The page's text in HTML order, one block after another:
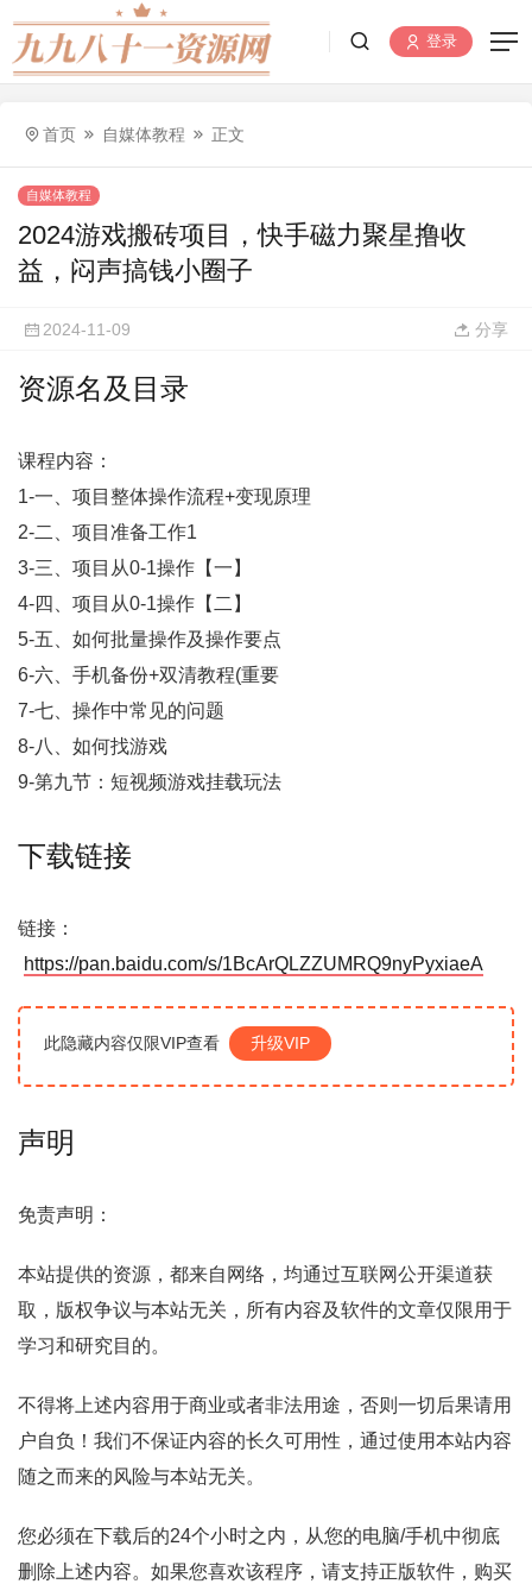
登录
首页 自媒体教程 正文
自媒体教程
2024游戏搬砖项目，快手磁力聚星撸收
益，闷声搞钱小圈子
2024-11-09 分享
资源名及目录
课程内容：
1-一、项目整体操作流程+变现原理
2-二、项目准备工作1
3-三、项目从0-1操作【一】
4-四、项目从0-1操作【二】
5-五、如何批量操作及操作要点
6-六、手机备份+双清教程(重要
7-七、操作中常见的问题
8-八、如何找游戏
9-第九节：短视频游戏挂载玩法
下载链接
链接：
https://pan.baidu.com/s/1BcArQLZZUMRQ9nyPyxiaeA
此隐藏内容仅限VIP查看 升级VIP
声明
免责声明：
本站提供的资源，都来自网络，均通过互联网公开渠道获
取，版权争议与本站无关，所有内容及软件的文章仅限用于
学习和研究目的。
不得将上述内容用于商业或者非法用途，否则一切后果请用
户自负！我们不保证内容的长久可用性，通过使用本站内容
随之而来的风险与本站无关。
您必须在下载后的24个小时之内，从您的电脑/手机中彻底
删除上述内容。如果您喜欢该程序，请支持正版软件，购买